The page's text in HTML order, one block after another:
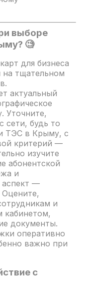
выборе
🧐
для бизнеса
тщательном
актуальный
Уточните,
сети, будь то
ТЭС в Крыму, с
критерий —
изучите
абонентской
и
аспект —
Оцените,
и
кабинетом,
документы.
оперативно
важно при
с